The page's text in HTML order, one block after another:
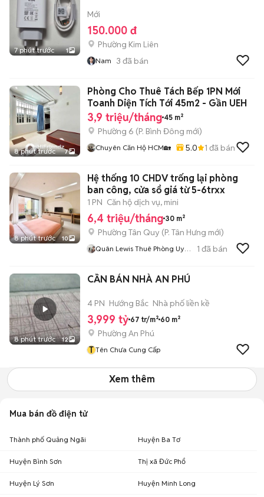
7 phút trước 1
Mới
150.000 đ
Phường Kim Liên
Nam 3 đã bán
8 phút trước 7
Phòng Cho Thuê Tách Bếp 1PN Mới
Toanh Diện Tích Tới 45m2 - Gần UEH
3,9 triệu/tháng 45 m²
Phường 6 (P. Bình Đông mới)
Chuyên Căn Hộ HCM🏡 5.0 1 đã bán
8 phút trước 10
Hệ thống 10 CHDV trống lại phòng
ban công, cửa sổ giá từ 5-6trxx
1 PN Căn hộ dịch vụ, mini
6,4 triệu/tháng 30 m²
Phường Tân Quy (P. Tân Hưng mới)
Quân Lewis Thuê Phòng Uy
1 đã bán
8 phút trước 12
CẦN BÁN NHÀ AN PHÚ
4 PN Hướng Bắc Nhà phố liền kề
3,999 tỷ 67 tr/m² 60 m²
Phường An Phú
T Tên Chưa Cung Cấp
Xem thêm
Mua bán đồ điện tử
Thành phố Quảng Ngãi Huyện Ba Tơ
Huyện Bình Sơn Thị xã Đức Phổ
Huyện Lý Sơn Huyện Minh Long